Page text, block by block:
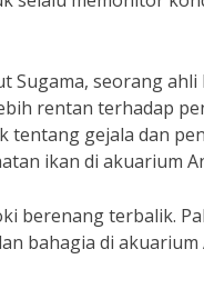
Sugama, seorang
rentan terhadap
tentang gejala dan
ikan di akuarium
berenang terbalik.
bahagia di akuarium